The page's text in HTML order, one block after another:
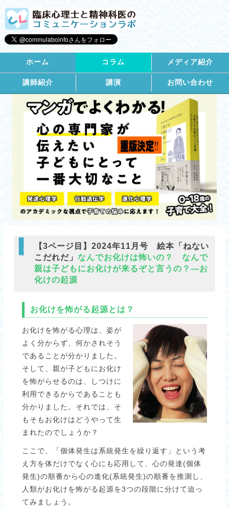
ホーム コラム メディア紹介
講師紹介 講演 お問い合わせ
【3ページ目】2024年11月号 絵本「ねない
こだれだ」 なんでお化けは怖いの？ なんで
親は子どもにお化けが来るぞと言うの？―お
化けの起源
お化けを怖がる起源とは？
お化けを怖がる心理は、姿が
よく分からず、何かされそう
であることが分かりました。
そして、親が子どもにお化け
を怖がらせるのは、しつけに
利用できるからであることも
分かりました。それでは、そ
もそもお化けはどうやって生
まれたのでしょうか？
ここで、「個体発生は系統発生を繰り返す」という考
え方を体だけでなく心にも応用して、心の発達(個体
発生)の順番から心の進化(系統発生)の順番を推測し、
人類がお化けを怖がる起源を3つの段階に分けて迫っ
てみましょう。